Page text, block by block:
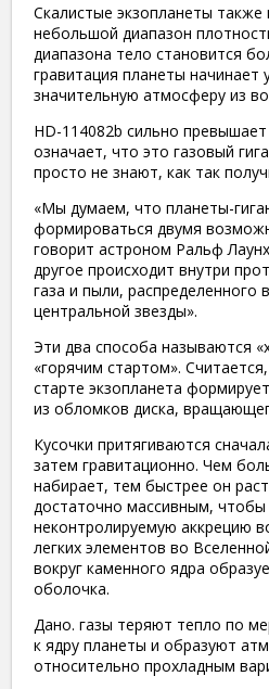
Скалистые экзопланеты
небольшой диапазон
диапазона тело становится
гравитация планеты начинает
значительную атмосферу из
HD-114082b сильно
означает, что это газовый
просто не знают, как так
«Мы думаем, что планеты-
формироваться двумя
говорит астроном Ральф
другое происходит внутри
газа и пыли, распределенного
центральной звезды».
Эти два способа называются
«горячим стартом».
старте экзопланета
из обломков диска,
Кусочки притягиваются
затем гравитационно. Чем
набирает, тем быстрее он
достаточно массивным, чтобы
неконтролируемую аккрецию
легких элементов во
вокруг каменного ядра
оболочка.
Дано. газы теряют тепло по
к ядру планеты и образуют
относительно прохладным